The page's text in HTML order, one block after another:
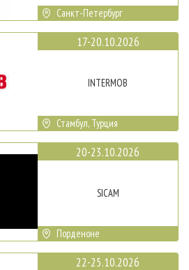
Санкт-Петербург
17-20.10.2026
INTERMOB
Стамбул, Турция
20-23.10.2026
SICAM
Порденоне
22-25.10.2026